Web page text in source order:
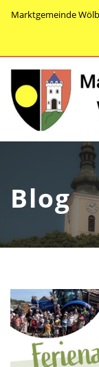
Marktgemeinde
Blog